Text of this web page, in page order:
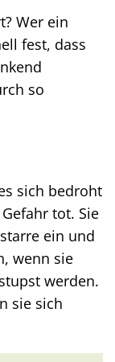
Wer ein
fest, dass
so
sich bedroht
tot. Sie
ein und
wenn sie
werden.
sie sich